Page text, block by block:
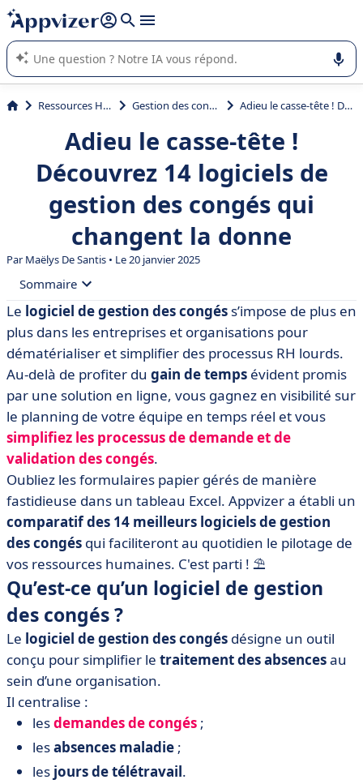
répondre (plusieurs lignes avec
L'IA de Appvizer vous guide dans l'utilisation ou la sélection de
logiciel SaaS en entreprise.
Ressources Humaines (RH) Gestion des congés et absences Adieu le casse-tête ! Découvrez 14 logiciels de gestion des congés qui changent la donne
Adieu le casse-tête !
Découvrez 14 logiciels de
gestion des congés qui
changent la donne
ParMaëlys De Santis • Le 20 janvier 2025
Sommaire
• Qu’est-ce qu’un logiciel de gestion des congés ?
• Les avantages d’un logiciel de gestion des congés
• Comment choisir son logiciel de gestion des congés ?
• Quid d’un logiciel de gestion des congés gratuit ?
• Comparatifs des 14 meilleurs logiciels de gestion des
congés en 2025
• Logiciel de gestion des congés : que retenir ?
Le logiciel de gestion des congés s’impose de plus en
plus dans les entreprises et organisations pour
dématérialiser et simplifier des processus RH lourds.
Au-delà de profiter du gain de temps évident promis
par une solution en ligne, vous gagnez en visibilité sur
le planning de votre équipe en temps réel et vous
simplifiez les processus de demande et de
validation des congés.
Oubliez les formulaires papier gérés de manière
fastidieuse dans un tableau Excel. Appvizer a établi un
comparatif des 14 meilleurs logiciels de gestion
des congés qui faciliteront au quotidien le pilotage de
vos ressources humaines. C'est parti ! ⛱️
Qu’est-ce qu’un logiciel de gestion
des congés ?
Le logiciel de gestion des congés désigne un outil
conçu pour simplifier le traitement des absencesau
sein d’une organisation.
Il centralise :
lesdemandes de congés ;
lesabsences maladie ;
les jours de télétravail.